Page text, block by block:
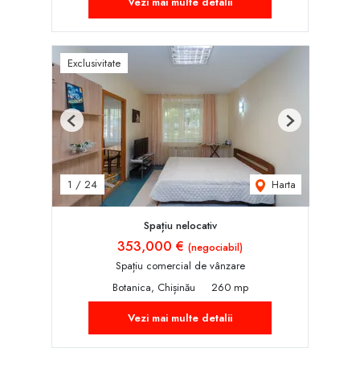
Exclusivitate
1 / 24 Harta
Previous Next
Spațiu nelocativ
353,000 € (negociabil)
Spațiu comercial de vânzare
Botanica, Chișinău
260 mp
Vezi mai multe detalii